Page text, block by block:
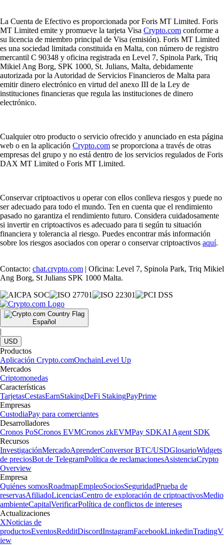
La Cuenta de Efectivo es proporcionada por Foris MT Limited. Foris
MT Limited emite y promueve la tarjeta Visa Crypto.com conforme a
su licencia de miembro principal de Visa (emisión). Foris MT Limited
es una sociedad limitada constituida en Malta, con número de registro
mercantil C 90348 y oficina registrada en Level 7, Spinola Park, Triq
Mikiel Ang Borg, SPK 1000, St. Julians, Malta, debidamente
autorizada por la Autoridad de Servicios Financieros de Malta para
emitir dinero electrónico en virtud del anexo III de la Ley de
instituciones financieras que regula las instituciones de dinero
electrónico.
Cualquier otro producto o servicio ofrecido y anunciado en esta página
web o en la aplicación Crypto.com se proporciona a través de otras
empresas del grupo y no está dentro de los servicios regulados de Foris
DAX MT Limited o Foris MT Limited.
Conservar criptoactivos u operar con ellos conlleva riesgos y puede no
ser adecuado para todo el mundo. Ten en cuenta que el rendimiento
pasado no garantiza el rendimiento futuro. Considera cuidadosamente
si invertir en criptoactivos es adecuado para ti según tu situación
financiera y tolerancia al riesgo. Puedes encontrar más información
sobre los riesgos asociados con operar o conservar criptoactivos aquí.
Contacto: chat.crypto.com | Oficina: Level 7, Spinola Park, Triq Mikiel
Ang Borg, St Julians SPK 1000 Malta.
Español
|
USD
Productos
Aplicación Crypto.comOnchainLevel Up
Mercados
Criptomonedas
Características
TarjetasCestasEarnStakingDeFi StakingPayPrime
Empresas
CustodiaPay para comerciantes
Desarrolladores
Cronos PoSCronos EVMCronos zkEVMPay SDKAI Agent SDK
Recursos
InvestigaciónMercadoAprenderConversor BTC/USDGlosarioWidgets
de preciosBot de TelegramPolítica de reclamacionesAsistenciaCrypto
Overview
Empresa
Quiénes somosRoadmapEmpleoSociosSeguridadPrueba de
reservasAfiliadoLicenciasCentro de exploración de criptoactivosMedio
ambienteCapitalVerificarPolítica de conflictos de intereses
Actualizaciones
XNoticias de
productosEventosRedditDiscordInstagramFacebookLinkedinTradingV
iew